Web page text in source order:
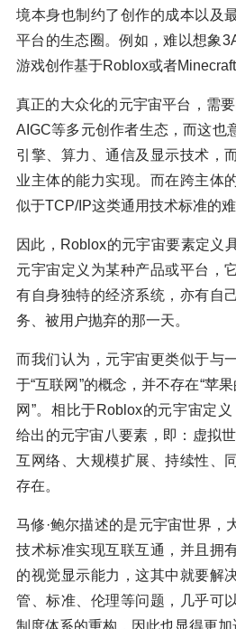
境本身也制约了创作的成本以及
平台的生态圈。例如，难以想象
游戏创作基于Roblox或者Minecraft
真正的大众化的元宇宙平台，需
AIGC等多元创作者生态，而这也
引擎、算力、通信及显示技术，
业主体的能力实现。而在跨主体
似于TCP/IP这类通用技术标准的难
因此，Roblox的元宇宙要素定义
元宇宙定义为某种产品或平台，
有自身独特的经济系统，亦有自
务、被用户抛弃的那一天。
而我们认为，元宇宙更类似于与
于“互联网”的概念，并不存在“苹
网”。相比于Roblox的元宇宙定
给出的元宇宙八要素，即：虚拟
互网络、大规模扩展、持续性、
存在。
马修·鲍尔描述的是元宇宙世界，
技术标准实现互联互通，并且拥
的视觉显示能力，这其中就要解
管、标准、伦理等问题，几乎可
制度体系的重构，因此也显得更加